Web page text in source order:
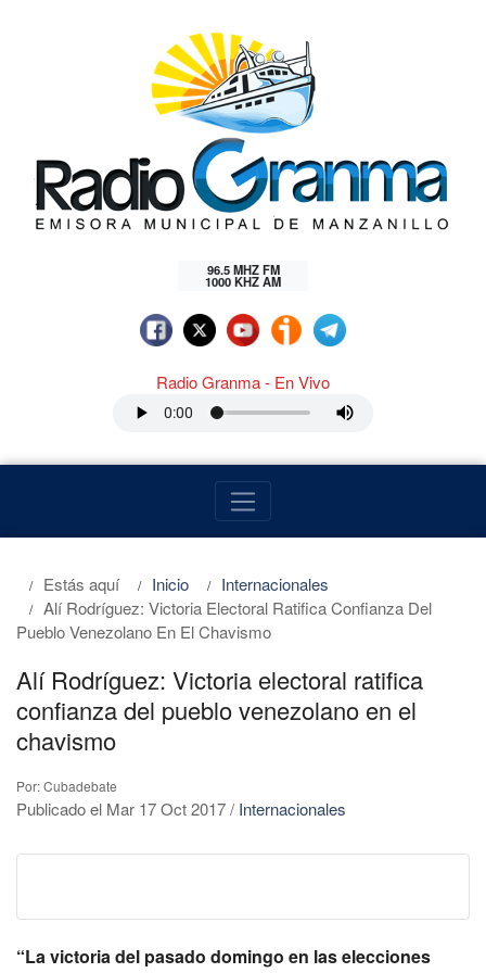
96.5 MHZ FM
1000 KHZ AM
Radio Granma - En Vivo
Estás aquí Inicio
Internacionales
Alí Rodríguez: Victoria Electoral Ratifica Confianza Del
Pueblo Venezolano En El Chavismo
Alí Rodríguez: Victoria electoral ratifica
confianza del pueblo venezolano en el
chavismo
Por: Cubadebate
Publicado el Mar 17 Oct 2017/ Internacionales
“La victoria del pasado domingo en las elecciones